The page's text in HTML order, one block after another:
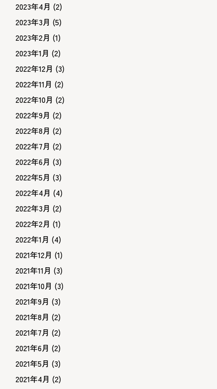
2023年4月 (2)
2023年3月 (5)
2023年2月 (1)
2023年1月 (2)
2022年12月 (3)
2022年11月 (2)
2022年10月 (2)
2022年9月 (2)
2022年8月 (2)
2022年7月 (2)
2022年6月 (3)
2022年5月 (3)
2022年4月 (4)
2022年3月 (2)
2022年2月 (1)
2022年1月 (4)
2021年12月 (1)
2021年11月 (3)
2021年10月 (3)
2021年9月 (3)
2021年8月 (2)
2021年7月 (2)
2021年6月 (2)
2021年5月 (3)
2021年4月 (2)